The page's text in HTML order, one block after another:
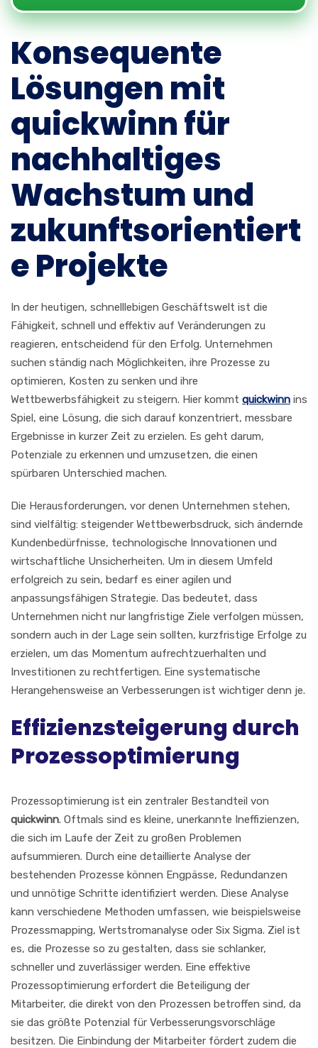
Konsequente
Lösungen mit
quickwinn für
nachhaltiges
Wachstum und
zukunftsorientiert
e Projekte
In der heutigen, schnelllebigen Geschäftswelt ist die
Fähigkeit, schnell und effektiv auf Veränderungen zu
reagieren, entscheidend für den Erfolg. Unternehmen
suchen ständig nach Möglichkeiten, ihre Prozesse zu
optimieren, Kosten zu senken und ihre
Wettbewerbsfähigkeit zu steigern. Hier kommt quickwinn ins
Spiel, eine Lösung, die sich darauf konzentriert, messbare
Ergebnisse in kurzer Zeit zu erzielen. Es geht darum,
Potenziale zu erkennen und umzusetzen, die einen
spürbaren Unterschied machen.
Die Herausforderungen, vor denen Unternehmen stehen,
sind vielfältig: steigender Wettbewerbsdruck, sich ändernde
Kundenbedürfnisse, technologische Innovationen und
wirtschaftliche Unsicherheiten. Um in diesem Umfeld
erfolgreich zu sein, bedarf es einer agilen und
anpassungsfähigen Strategie. Das bedeutet, dass
Unternehmen nicht nur langfristige Ziele verfolgen müssen,
sondern auch in der Lage sein sollten, kurzfristige Erfolge zu
erzielen, um das Momentum aufrechtzuerhalten und
Investitionen zu rechtfertigen. Eine systematische
Herangehensweise an Verbesserungen ist wichtiger denn je.
Effizienzsteigerung durch
Prozessoptimierung
Prozessoptimierung ist ein zentraler Bestandteil von
quickwinn. Oftmals sind es kleine, unerkannte Ineffizienzen,
die sich im Laufe der Zeit zu großen Problemen
aufsummieren. Durch eine detaillierte Analyse der
bestehenden Prozesse können Engpässe, Redundanzen
und unnötige Schritte identifiziert werden. Diese Analyse
kann verschiedene Methoden umfassen, wie beispielsweise
Prozessmapping, Wertstromanalyse oder Six Sigma. Ziel ist
es, die Prozesse so zu gestalten, dass sie schlanker,
schneller und zuverlässiger werden. Eine effektive
Prozessoptimierung erfordert die Beteiligung der
Mitarbeiter, die direkt von den Prozessen betroffen sind, da
sie das größte Potenzial für Verbesserungsvorschläge
besitzen. Die Einbindung der Mitarbeiter fördert zudem die